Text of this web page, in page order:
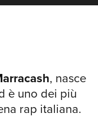
Coez,
Questo
, nasce
è uno dei più
rap italiana.